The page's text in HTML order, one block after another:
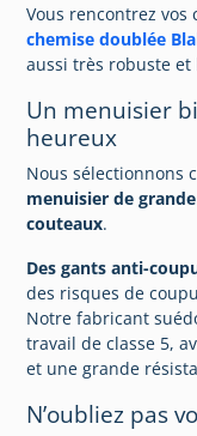
Vous rencontrez vos
chemise doublée
aussi très robuste et
Un menuisier
heureux
Nous sélectionnons
menuisier de
couteaux.
Des gants anti-
des risques de
Notre fabricant
travail de classe 5,
et une grande
N’oubliez pas